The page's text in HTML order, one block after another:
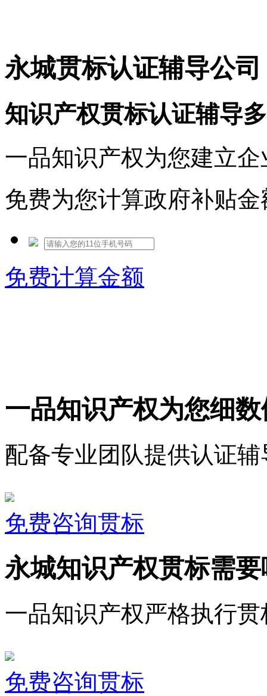
永城贯标认证辅导公司
知识产权贯标认证辅导
一品知识产权为您建立
免费为您计算政府补贴
免费计算金额
一品知识产权为您细
配备专业团队提供认证辅
免费咨询贯标
永城知识产权贯标需
一品知识产权严格执行
免费咨询贯标